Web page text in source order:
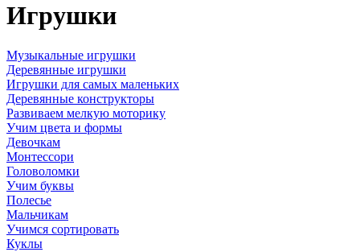
Игрушки
Музыкальные игрушки
Деревянные игрушки
Игрушки для самых маленьких
Деревянные конструкторы
Развиваем мелкую моторику
Учим цвета и формы
Девочкам
Монтессори
Головоломки
Учим буквы
Полесье
Мальчикам
Учимся сортировать
Куклы